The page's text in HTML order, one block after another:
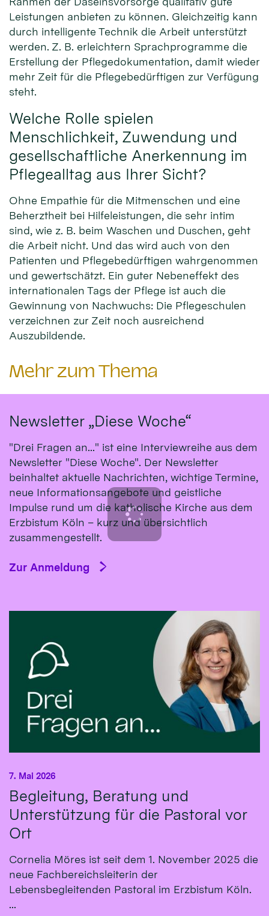
Leistungen anbieten zu können. Gleichzeitig kann
durch intelligente Technik die Arbeit unterstützt
werden. Z. B. erleichtern Sprachprogramme die
Erstellung der Pflegedokumentation, damit wieder
mehr Zeit für die Pflegebedürftigen zur Verfügung
steht.
Welche Rolle spielen
Menschlichkeit, Zuwendung und
gesellschaftliche Anerkennung im
Pflegealltag aus Ihrer Sicht?
Ohne Empathie für die Mitmenschen und eine
Beherztheit bei Hilfeleistungen, die sehr intim
sind, wie z. B. beim Waschen und Duschen, geht
die Arbeit nicht. Und das wird auch von den
Patienten und Pflegebedürftigen wahrgenommen
und gewertschätzt. Ein guter Nebeneffekt des
internationalen Tags der Pflege ist auch die
Gewinnung von Nachwuchs: Die Pflegeschulen
verzeichnen zur Zeit noch ausreichend
Auszubildende.
Mehr zum Thema
Newsletter „Diese Woche“
"Drei Fragen an..." ist eine Interviewreihe aus dem
Newsletter "Diese Woche". Der Newsletter
beinhaltet aktuelle Nachrichten, wichtige Termine,
neue Informationsangebote und geistliche
Impulse rund um die katholische Kirche aus dem
Erzbistum Köln – kurz und übersichtlich
zusammengestellt.
Zur Anmeldung
Begleitung, Beratung und
Unterstützung für die Pastoral vor
Ort
7. Mai 2026
Cornelia Möres ist seit dem 1. November 2025 die
neue Fachbereichsleiterin der
Lebensbegleitenden Pastoral im Erzbistum Köln.
...